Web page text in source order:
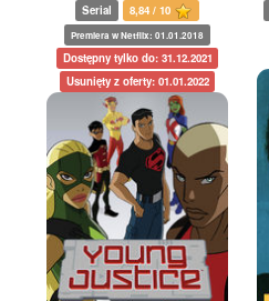
Serial 8,84 / 10
Premiera w Netflix: 01.01.2018
Dostępny tylko do: 31.12.2021
Usunięty z oferty: 01.01.2022